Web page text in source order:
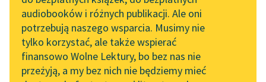
Wolne Lektury na 32.
Pol’and’Rock Festivalu
„Kochanek Lady
Chatterley” do słuchania
Leśmianator
Przewodnik dla piszących i
czytających
audiobooków i różnych publikacji. Ale oni
potrzebują naszego wsparcia. Musimy nie
tylko korzystać, ale także wspierać
finansowo Wolne Lektury, bo bez nas nie
przeżyją, a my bez nich nie będziemy mieć
Księżniczka
Co mnie zaś najwięcej
zadziwia, to że ani na
chwilę nie odstępuje